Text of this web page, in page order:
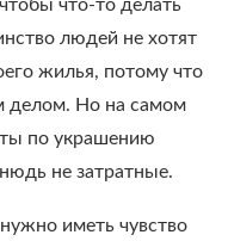
что-то делать
людей не хотят
жилья, потому что
делом. Но на самом
по украшению
не затратные.
иметь чувство